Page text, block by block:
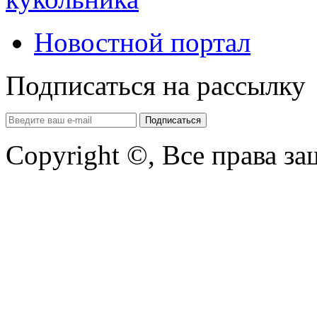
Новостной портал
Подписаться на рассылку
Copyright ©, Все права